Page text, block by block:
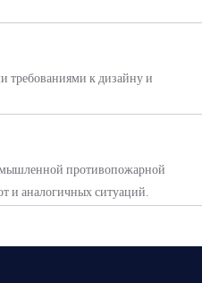
требованиями к дизайну и
противопожарной
и аналогичных ситуаций.